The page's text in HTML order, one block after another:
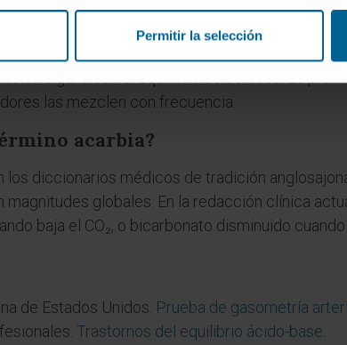
Permitir la selección
con la acarbosa?
La
alguna con el equilibrio ácido-base. La
las mezclen con frecuencia.
acarbia?
diccionarios médicos de tradición
globales. En la redacción clínica
baja el CO₂, o bicarbonato disminuido
de Estados Unidos. Prueba de gasometría
Trastornos del equilibrio ácido-base